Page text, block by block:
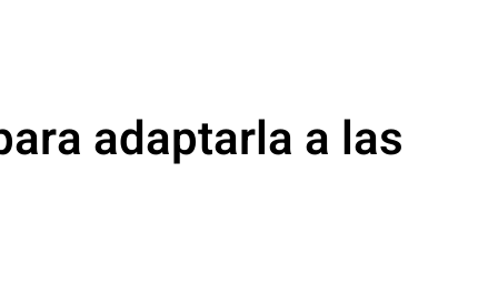
adaptarla a las